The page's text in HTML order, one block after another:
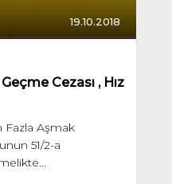
19.10.2018
Geçme Cezası , Hız
Fazla Aşmak
51/2-a